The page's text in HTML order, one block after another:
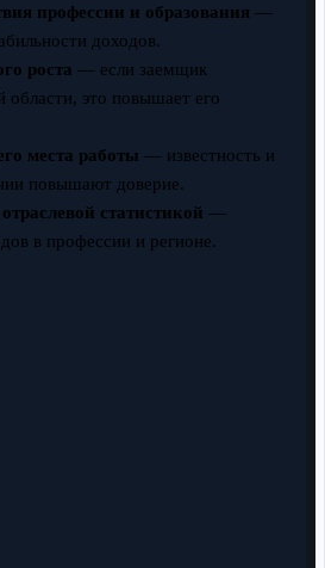
профессии и образования —
доходов.
роста — если заемщик
области, это повышает его
места работы — известность и
повышают доверие.
статистикой —
в профессии и регионе.